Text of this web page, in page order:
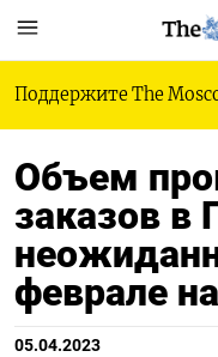
Поддержите The
Объем
заказов в
феврале
05.04.2023